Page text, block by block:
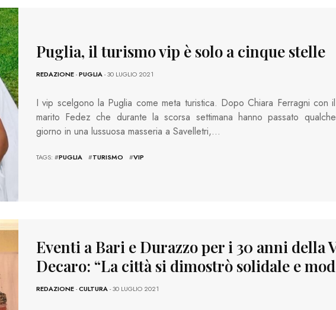
Puglia, il turismo vip è solo a cinque stelle
REDAZIONE-PUGLIA- 30 LUGLIO 2021
I vip scelgono la Puglia come meta turistica. Dopo Chiara Ferragni con il
marito Fedez che durante la scorsa settimana hanno passato qualche
giorno in una lussuosa masseria a Savelletri,…
TAGS: #PUGLIA #TURISMO #VIP
Eventi a Bari e Durazzo per i 30 anni della
Decaro: “La città si dimostrò solidale e
REDAZIONE-CULTURA- 30 LUGLIO 2021